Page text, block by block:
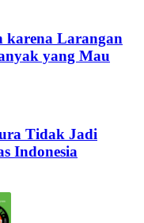
Larangan
yang Mau
Tidak Jadi
Indonesia